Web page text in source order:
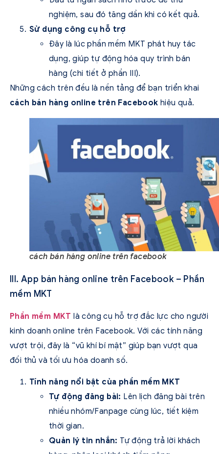
nghiệm, sau đó tăng dần khi có kết quả.
Sử dụng công cụ hỗ trợ
Đây là lúc phần mềm MKT phát huy tác
dụng, giúp tự động hóa quy trình bán
hàng (chi tiết ở phần III).
Những cách trên đều là nền tảng để bạn triển khai
cách bán hàng online trên Facebook hiệu quả.
cách bán hàng online trên facebook
III. App bán hàng online trên Facebook – Phần
mềm MKT
Phần mềm MKT là công cụ hỗ trợ đắc lực cho người
kinh doanh online trên Facebook. Với các tính năng
vượt trội, đây là “vũ khí bí mật” giúp bạn vượt qua
đối thủ và tối ưu hóa doanh số.
Tính năng nổi bật của phần mềm MKT
Tự động đăng bài: Lên lịch đăng bài trên
nhiều nhóm/Fanpage cùng lúc, tiết kiệm
thời gian.
Quản lý tin nhắn: Tự động trả lời khách